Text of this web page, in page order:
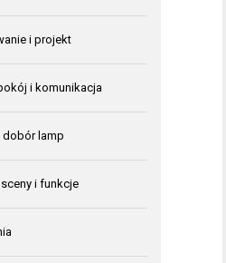
i projekt
i komunikacja
dobór lamp
i funkcje